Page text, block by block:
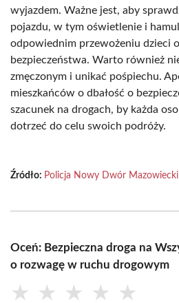
wyjazdem. Ważne jest, aby
pojazdu, w tym oświetlenie i
odpowiednim przewożeniu dzieci
bezpieczeństwa. Warto również
zmęczonym i unikać pośpiechu.
mieszkańców o dbałość o
szacunek na drogach, by każda
dotrzeć do celu swoich podróży.
Źródło: Policja Nowy Dwór Mazowiecki
Oceń: Bezpieczna droga na
o rozwagę w ruchu drogowym
★ ★ ★ ★ ★